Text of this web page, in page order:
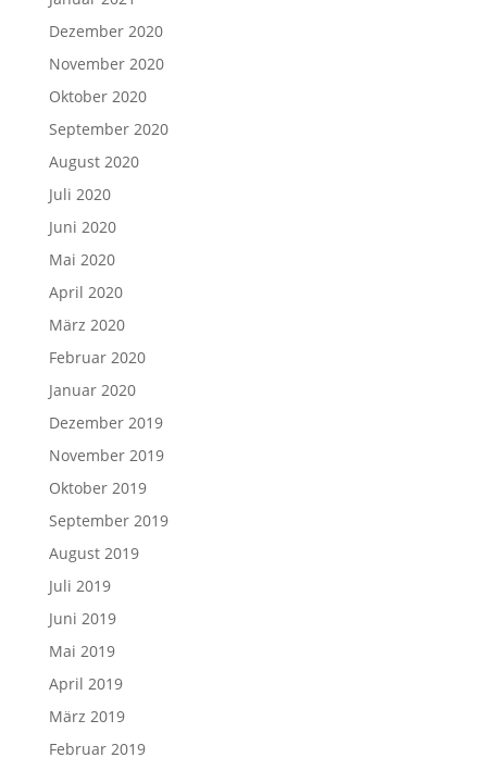
Dezember 2020
November 2020
Oktober 2020
September 2020
August 2020
Juli 2020
Juni 2020
Mai 2020
April 2020
März 2020
Februar 2020
Januar 2020
Dezember 2019
November 2019
Oktober 2019
September 2019
August 2019
Juli 2019
Juni 2019
Mai 2019
April 2019
März 2019
Februar 2019